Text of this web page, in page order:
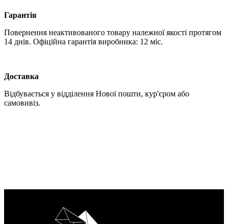
Гарантія
Повернення неактивованого товару належної якості протягом
14 днів. Офіційна гарантія виробника: 12 міс.
Доставка
Відбувається у відділення Нової пошти, кур'єром або
самовивіз.